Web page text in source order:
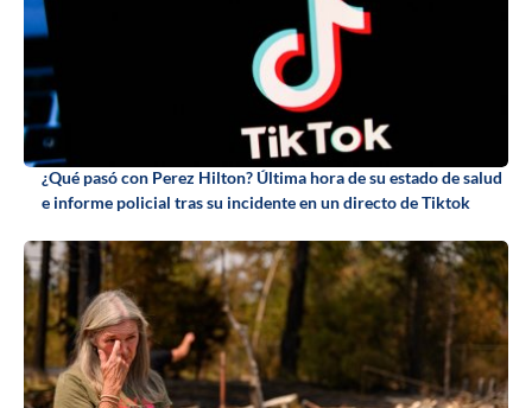
¿Qué pasó con Perez Hilton? Última hora de su estado de salud
e informe policial tras su incidente en un directo de Tiktok